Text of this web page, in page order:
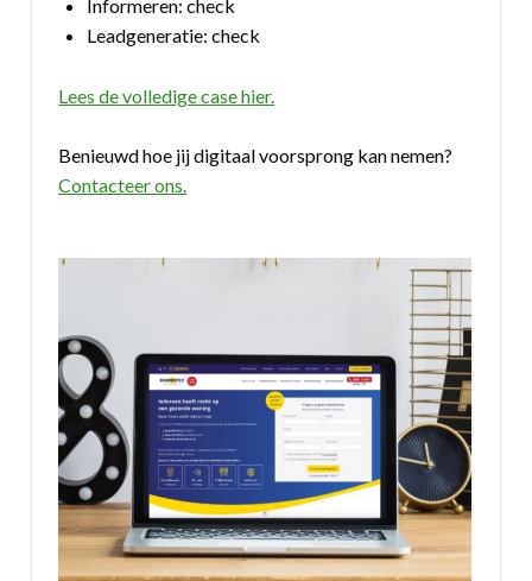
Informeren: check
Leadgeneratie: check
Lees de volledige case hier.
Benieuwd hoe jij digitaal voorsprong kan nemen?
Contacteer ons.